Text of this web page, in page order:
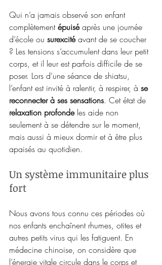
Qui n’a jamais observé son enfant
complètement épuisé après une journée
d’école ou surexcité avant de se coucher
? Les tensions s’accumulent dans leur petit
corps, et il leur est parfois difficile de se
poser. Lors d’une séance de shiatsu,
l’enfant est invité à ralentir, à respirer, à se
reconnecter à ses sensations. Cet état de
relaxation profonde les aide non
seulement à se détendre sur le moment,
mais aussi à mieux dormir et à être plus
apaisés au quotidien.
Un système immunitaire plus
fort
Nous avons tous connu ces périodes où
nos enfants enchaînent rhumes, otites et
autres petits virus qui les fatiguent. En
médecine chinoise, on considère que
l’énergie vitale circule dans le corps et